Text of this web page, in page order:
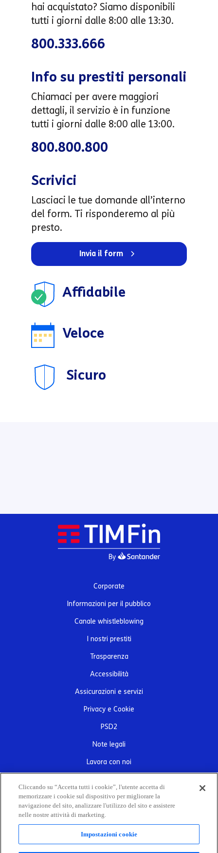
hai acquistato? Siamo disponibili
tutti i giorni dalle 8:00 alle 13:30.
800.333.666
Info su prestiti personali
Chiamaci per avere maggiori
dettagli, il servizio è in funzione
tutti i giorni dalle 8:00 alle 13:00.
800.800.800
Scrivici
Lasciaci le tue domande all’interno
del form. Ti risponderemo al più
presto.
Invia il form
Affidabile
Veloce
Sicuro
Corporate
Informazioni per il pubblico
Canale whistleblowing
I nostri prestiti
Trasparenza
Accessibilità
Assicurazioni e servizi
Privacy e Cookie
PSD2
Note legali
Lavora con noi
Sede Legale e Direzione Generale Corso Massimo D’Azeglio, 33/E – 10126
Torino
C.F. e n. iscrizione R.I. di Torino 12271290012 – Codice ABI 19567.7 –
società partecipante al Gruppo IVA Santander Consumer Bank P. IVA
12357110019 – Capitale Sociale
€ 40.000.000 i.v. – Iscritta all’Albo degli Intermediari Finanziari ex art. 106
Cliccando su “Accetta tutti i cookie”, l'utente accetta di
memorizzare i cookie sul dispositivo per migliorare la
navigazione del sito, analizzare l'utilizzo del sito e assistere
nelle nostre attività di marketing.
Impostazioni cookie